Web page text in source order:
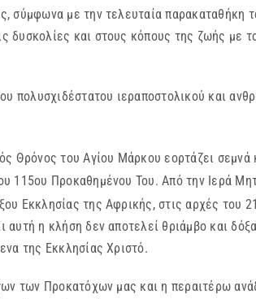
με την τελευταία παρακαταθήκη
δυσκολίες και στους κόπους της ζωής
πολυσχιδέστατου ιεραποστολικού και
Θρόνος του Αγίου Μάρκου εορτάζει
115ου Προκαθημένου Του. Από την Ιερά
Εκκλησίας της Αφρικής, στις αρχές του
η κλήση δεν αποτελεί θριάμβο και
της Εκκλησίας Χριστό.
των Προκατόχων μας και η περαιτέρω